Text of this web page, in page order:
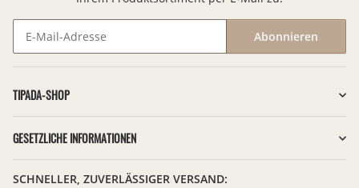
Abonnieren
TIPADA-SHOP
GESETZLICHE INFORMATIONEN
SCHNELLER, ZUVERLÄSSIGER VERSAND: